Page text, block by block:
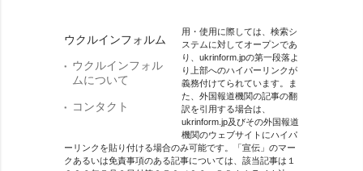
ウクルインフォルム
ウクルインフォル
ムについて
コンタクト
用・使用に際しては、検索シ
ステムに対してオープンであ
り、ukrinform.jpの第一段落よ
り上部へのハイパーリンクが
義務付けてられています。ま
た、外国報道機関の記事の翻
訳を引用する場合は、
ukrinform.jp及びその外国報道
機関のウェブサイトにハイパ
ーリンクを貼り付ける場合のみ可能です。「宣伝」のマー
クあるいは免責事項のある記事については、該当記事は１